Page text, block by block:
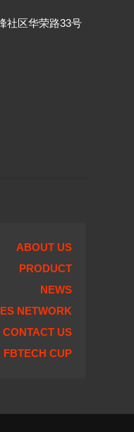
社区华荣路33号
ABOUT US
PRODUCT
NEWS
NETWORK
CONTACT US
FBTECH CUP